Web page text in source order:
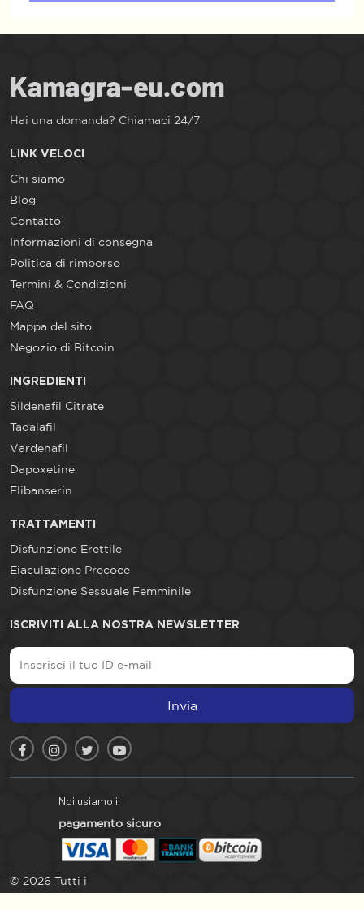
Hai una domanda? Chiamaci 24/7
LINK VELOCI
Chi siamo
Blog
Contatto
Informazioni di consegna
Politica di rimborso
Termini & Condizioni
FAQ
Mappa del sito
Negozio di Bitcoin
INGREDIENTI
Sildenafil Citrate
Tadalafil
Vardenafil
Dapoxetine
Flibanserin
TRATTAMENTI
Disfunzione Erettile
Eiaculazione Precoce
Disfunzione Sessuale Femminile
ISCRIVITI ALLA NOSTRA NEWSLETTER
Invia
Noi usiamo il
pagamento sicuro
© 2026 Tutti i